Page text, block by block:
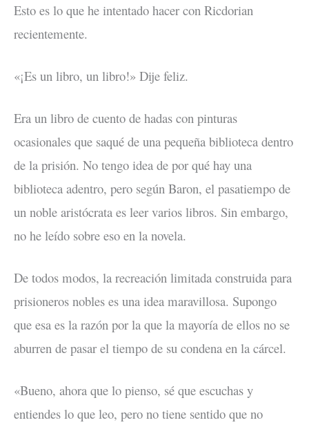
Esto es lo que he intentado hacer con Ricdorian
recientemente.
«¡Es un libro, un libro!» Dije feliz.
Era un libro de cuento de hadas con pinturas
ocasionales que saqué de una pequeña biblioteca dentro
de la prisión. No tengo idea de por qué hay una
biblioteca adentro, pero según Baron, el pasatiempo de
un noble aristócrata es leer varios libros. Sin embargo,
no he leído sobre eso en la novela.
De todos modos, la recreación limitada construida para
prisioneros nobles es una idea maravillosa. Supongo
que esa es la razón por la que la mayoría de ellos no se
aburren de pasar el tiempo de su condena en la cárcel.
«Bueno, ahora que lo pienso, sé que escuchas y
entiendes lo que leo, pero no tiene sentido que no